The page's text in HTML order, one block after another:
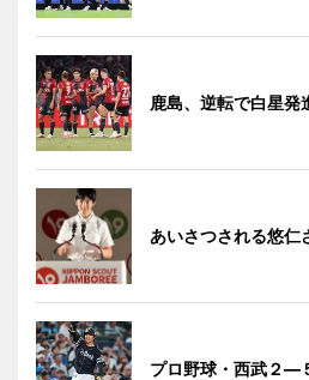
鹿島、逆転で白星
あいさつされる悠仁
プロ野球・西武２―